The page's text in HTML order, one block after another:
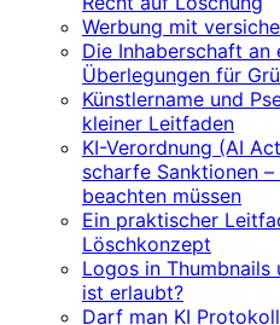
Werbung mit
Die Inhaberschaft an
Überlegungen für
Künstlername und
kleiner Leitfaden
KI-Verordnung (AI
scharfe Sanktionen
beachten müssen
Ein praktischer
Löschkonzept
Logos in Thumbnails
ist erlaubt?
Darf man KI